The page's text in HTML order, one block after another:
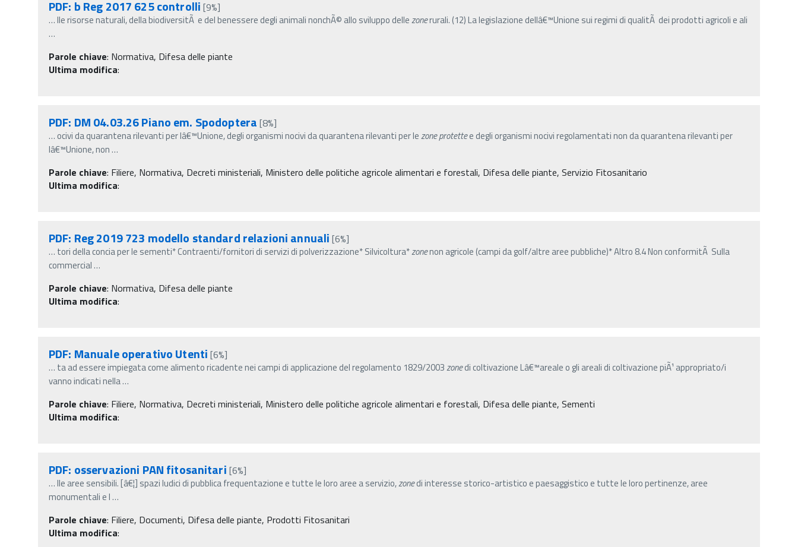
PDF: b Reg 2017 625 controlli [9%]
…lle risorse naturali, della biodiversitÃ e del benessere degli animali nonchÃ© allo sviluppo dellezonerurali. (12) La legislazione dellâ€™Unione sui regimi di qualitÃ dei prodotti agricoli e ali
…
Parole chiave: Normativa, Difesa delle piante
Ultima modifica:
PDF: DM 04.03.26 Piano em. Spodoptera [8%]
… ocivi da quarantena rilevanti per lâ€™Unione, degli organismi nocivi da quarantena rilevanti per lezoneprotettee degli organismi nocivi regolamentati non da quarantena rilevanti per
lâ€™Unione, non…
Parole chiave: Filiere, Normativa, Decreti ministeriali, Ministero delle politiche agricole alimentari e forestali, Difesa delle piante, Servizio Fitosanitario
Ultima modifica:
PDF: Reg 2019 723 modello standard relazioni annuali [6%]
… tori della concia per le sementi* Contraenti/fornitori di servizi di polverizzazione* Silvicoltura*zonenon agricole (campi da golf/altre aree pubbliche)* Altro 8.4 Non conformitÃ Sulla
commercial…
Parole chiave: Normativa, Difesa delle piante
Ultima modifica:
PDF: Manuale operativo Utenti [6%]
… ta ad essere impiegata come alimento ricadente nei campi di applicazione del regolamento 1829/2003zonedi coltivazione Lâ€™areale o gli areali di coltivazione piÃ¹ appropriato/i
vanno indicati nella…
Parole chiave: Filiere, Normativa, Decreti ministeriali, Ministero delle politiche agricole alimentari e forestali, Difesa delle piante, Sementi
Ultima modifica:
PDF: osservazioni PAN fitosanitari [6%]
…lle aree sensibili. [â€¦] spazi ludici di pubblica frequentazione e tutte le loro aree a servizio,zonedi interesse storico-artistico e paesaggistico e tutte le loro pertinenze, aree
monumentali e l…
Parole chiave: Filiere, Documenti, Difesa delle piante, Prodotti Fitosanitari
Ultima modifica: